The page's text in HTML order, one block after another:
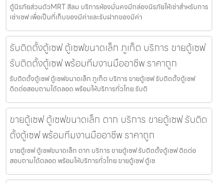
ตู้นิรภัยส่วนตัวMRT สีลม บริการห้องมั่นคงมีกล่องนิรภัยให้เช่าสำหรับการ
เช่าเซฟ เพื่อเป็นที่เก็บของมีค่าและรับฝากของมีค่า
รับติดตั้งตู้เซฟ ตู้เซฟขนาดเล็ก ภูเก็ต บริการ ขายตู้เซฟ
รับติดตั้งตู้เซฟ พร้อมทีมงานมืออาชีพ ราคาถูก
รับติดตั้งตู้เซฟ ตู้เซฟขนาดเล็ก ภูเก็ต บริการ ขายตู้เซฟ รับติดตั้งตู้เซฟ
ติดต่อสอบถามได้ตลอด พร้อมให้บริการทั่วไทย รับติ
ขายตู้เซฟ ตู้เซฟขนาดเล็ก ตาก บริการ ขายตู้เซฟ รับติด
ตั้งตู้เซฟ พร้อมทีมงานมืออาชีพ ราคาถูก
ขายตู้เซฟ ตู้เซฟขนาดเล็ก ตาก บริการ ขายตู้เซฟ รับติดตั้งตู้เซฟ ติดต่อ
สอบถามได้ตลอด พร้อมให้บริการทั่วไทย ขายตู้เซฟ ตู้เซ